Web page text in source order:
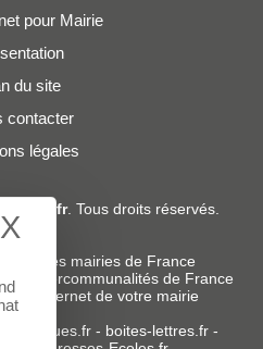
pour Mairie
du site
contacter
légales
. Tous droits réservés.
:
des mairies de France
des intercommunalités de France
site internet de votre mairie
- boites-lettres.fr-
X